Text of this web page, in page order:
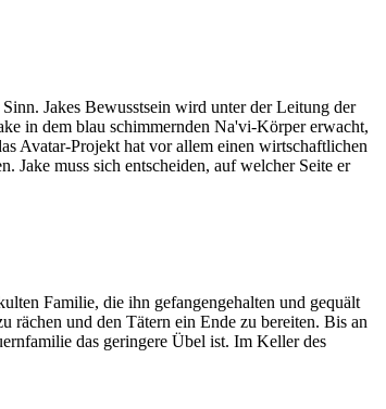
Jakes Bewusstsein wird unter der Leitung der
in dem blau schimmernden Na'vi-Körper erwacht,
Avatar-Projekt hat vor allem einen wirtschaftlichen
Jake muss sich entscheiden, auf welcher Seite er
Familie, die ihn gefangengehalten und gequält
rächen und den Tätern ein Ende zu bereiten. Bis an
das geringere Übel ist. Im Keller des